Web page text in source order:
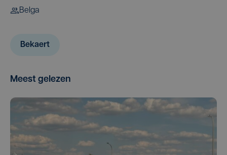
Belga
Bekaert
Meest gelezen